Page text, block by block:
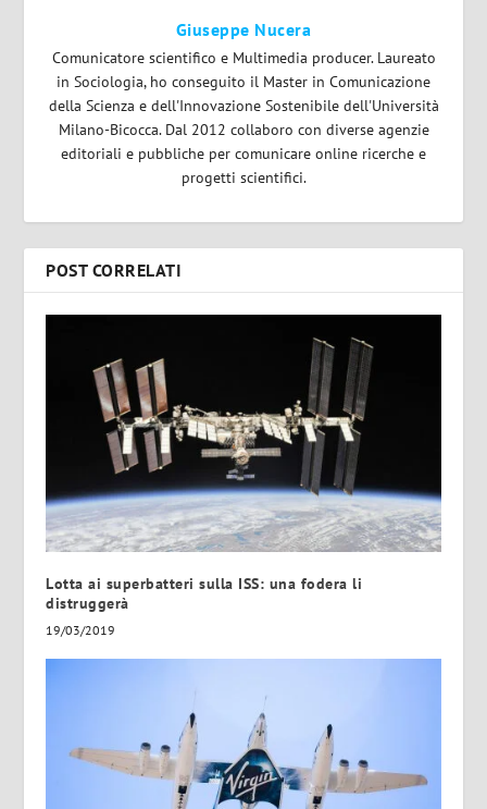
Giuseppe Nucera
Comunicatore scientifico e Multimedia producer. Laureato
in Sociologia, ho conseguito il Master in Comunicazione
della Scienza e dell'Innovazione Sostenibile dell'Università
Milano-Bicocca. Dal 2012 collaboro con diverse agenzie
editoriali e pubbliche per comunicare online ricerche e
progetti scientifici.
POST CORRELATI
Lotta ai superbatteri sulla ISS: una fodera li
distruggerà
19/03/2019